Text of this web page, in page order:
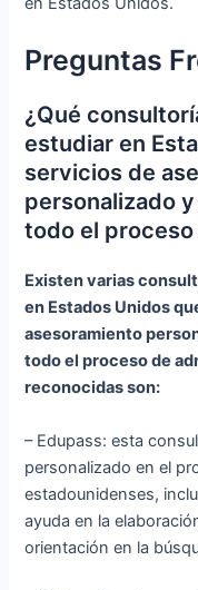
Preguntas
¿Qué
estudiar en
servicios de
personalizado
todo el
Existen varias
en Estados Unidos
asesoramiento
todo el proceso de
reconocidas son:
– Edupass: esta
personalizado en el
estadounidenses,
ayuda en la
orientación en la